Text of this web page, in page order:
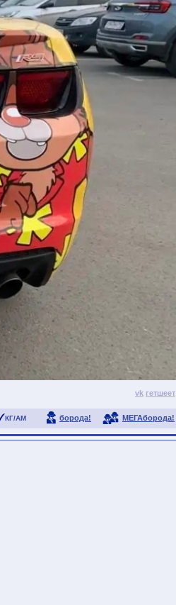
vk гетшеет
КГ/АМ борода! МЕГАборода!